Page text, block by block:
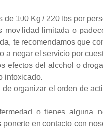
de 100 Kg / 220 lbs por
movilidad limitada o
te recomendamos que
a negar el servicio por
efectos del alcohol o
intoxicado.
de organizar el orden de
o tienes alguna
ponerte en contacto con